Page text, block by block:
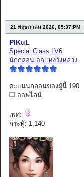
21 พฤษภาคม 2026, 05:37:PM
PIKuL
Special Class LV6
นักกลอนเอกแห่งวังหลวง
คะแนนกลอนของผู้นี้ 190
ออฟไลน์
เพศ:
กระทู้: 1,140